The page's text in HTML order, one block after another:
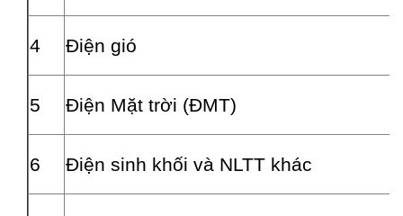
4 Điện gió
5 Điện Mặt trời (ĐMT)
6 Điện sinh khối và NLTT khác